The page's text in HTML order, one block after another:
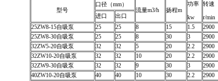
型号
口径（mm）
流量m3/h
扬程m
功率
kw
转速
r/min
进口
出口
25ZW8-15自吸泵
25 25 8 15 1.5
2900
25ZW8-30自吸泵
25 25 8 30 3
2900
32ZW5-20自吸泵
32 32 5 20 2.2
2900
32ZW10-20自吸泵
32 32 10 20 2.2
2900
32ZW9-30自吸泵
32 32 9 30 3
2900
40ZW10-20自吸泵
40 40 10 30 2.2
2900